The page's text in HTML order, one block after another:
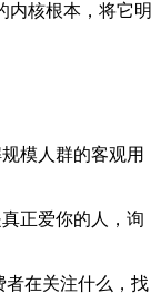
内核根本，将它明
模人群的客观用
正爱你的人，询
者在关注什么，找